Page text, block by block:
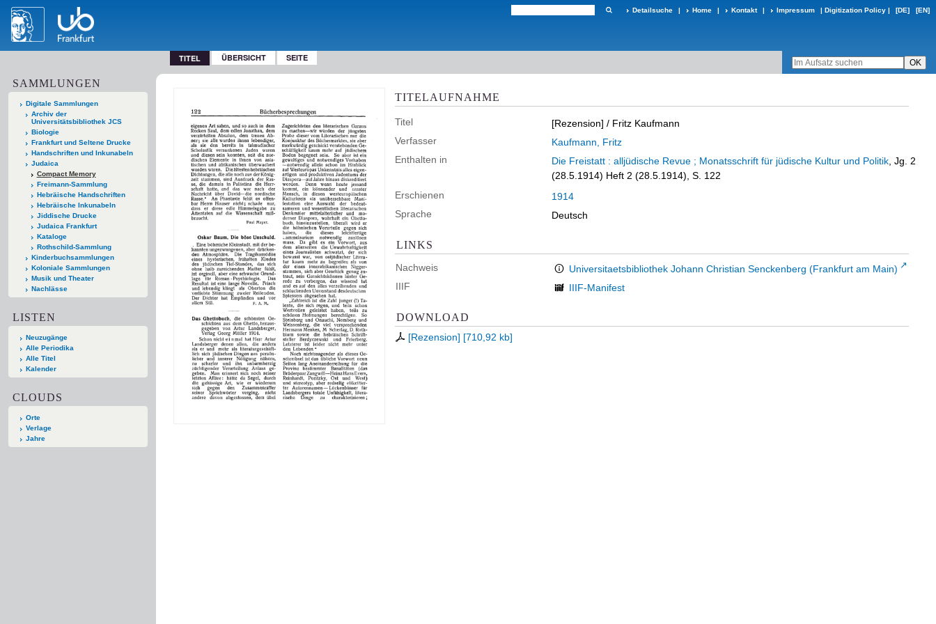
Detailsuche | Home | Kontakt | Impressum | Digitization Policy | [DE] [EN]
TITEL ÜBERSICHT SEITE
SAMMLUNGEN
Digitale Sammlungen
Archiv der
Universitätsbibliothek JCS
Biologie
Frankfurt und Seltene Drucke
Handschriften und Inkunabeln
Judaica
Compact Memory
Freimann-Sammlung
Hebräische Handschriften
Hebräische Inkunabeln
Jiddische Drucke
Judaica Frankfurt
Kataloge
Rothschild-Sammlung
Kinderbuchsammlungen
Koloniale Sammlungen
Musik und Theater
Nachlässe
LISTEN
Neuzugänge
Alle Periodika
Alle Titel
Kalender
CLOUDS
Orte
Verlage
Jahre
TITELAUFNAHME
Titel [Rezension] / Fritz Kaufmann
Verfasser
Kaufmann, Fritz
Enthalten in
Die Freistatt : alljüdische Revue ; Monatsschrift für jüdische Kultur und Politik , Jg. 2
(28.5.1914) Heft 2 (28.5.1914), S. 122
Erschienen
1914
Sprache
Deutsch
LINKS
Nachweis
Universitaetsbibliothek Johann Christian Senckenberg (Frankfurt am Main)
IIIF
IIIF-Manifest
DOWNLOAD
[Rezension] [710,92 kb]